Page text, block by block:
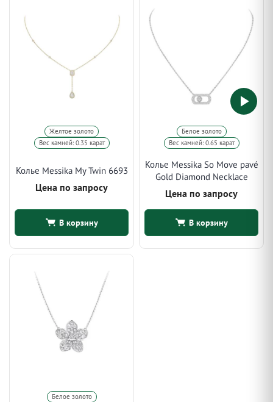
Желтое золото
Вес камней: 0.35 карат
Колье Messika My Twin 6693
Цена по запросу
В корзину
Белое золото
Вес камней: 0.65 карат
Колье Messika So Move pavé
Gold Diamond Necklace
Цена по запросу
В корзину
Белое золото